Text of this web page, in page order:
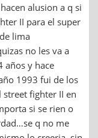
alusion a q si
II para el super
lima
no les va a
años y hace
1993 fui de los
fighter II en
si se rien o
q no me